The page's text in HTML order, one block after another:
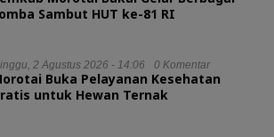
Sambut HUT ke-81 RI
2 Agustus 2026 - 14:06 0 Komentar
Buka Pelayanan Kesehatan
untuk Hewan Ternak